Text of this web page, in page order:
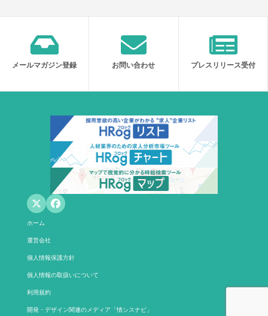
メールマガジン登録 お問い合わせ プレスリリース受付
ホーム
運営会社
個人情報保護方針
個人情報の取扱いについて
利用規約
開発・デザイン関連のメディア「情シスナビ」